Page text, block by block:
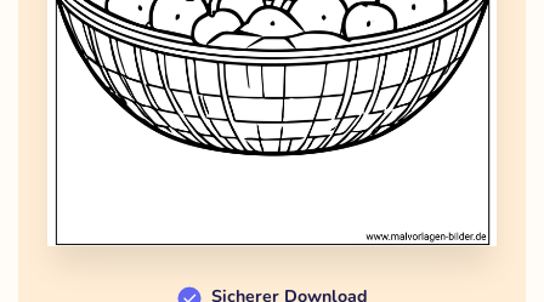
Sicherer Download